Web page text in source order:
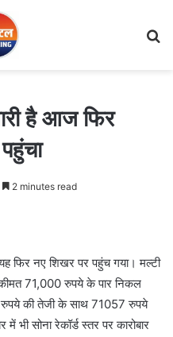
है आज फिर
2 minutes read
फिर नए शिखर पर पहुंच गया। मल्टी
71,000 रुपये के पार निकल
की तेजी के साथ 71057 रुपये
भी सोना रेकॉर्ड स्तर पर कारोबार